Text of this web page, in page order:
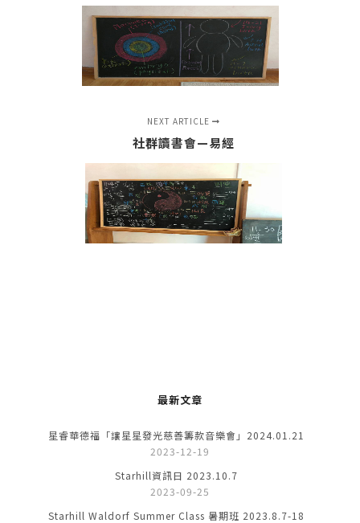
NEXT ARTICLE
社群讀書會—易經
最新文章
星睿華德福「讓星星發光慈善籌款音樂會」2024.01.21
2023-12-19
Starhill資訊日 2023.10.7
2023-09-25
Starhill Waldorf Summer Class 暑期班 2023.8.7-18